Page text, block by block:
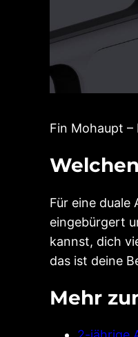
Fin Mohaupt –
Für eine
eingebürgert
kannst, dich
das ist deine
Mehr